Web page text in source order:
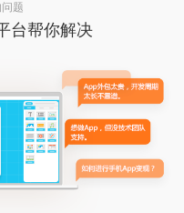
题
台帮你解决